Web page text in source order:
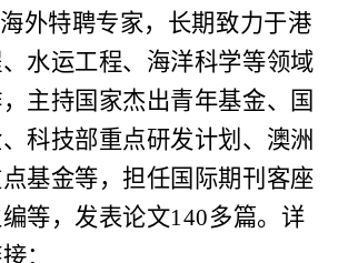
外特聘专家，长期致力于港
水运工程、海洋科学等领域
主持国家杰出青年基金、国
科技部重点研发计划、澳洲
基金等，担任国际期刊客座
等，发表论文140多篇。详
：